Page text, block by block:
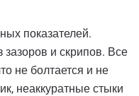
показателей.
и скрипов. Все
не болтается и не
неаккуратные стыки